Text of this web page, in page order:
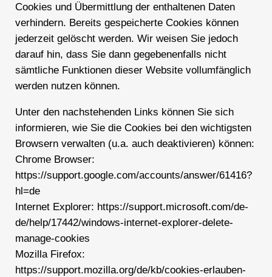
Cookies und Übermittlung der enthaltenen Daten
verhindern. Bereits gespeicherte Cookies können
jederzeit gelöscht werden. Wir weisen Sie jedoch
darauf hin, dass Sie dann gegebenenfalls nicht
sämtliche Funktionen dieser Website vollumfänglich
werden nutzen können.
Unter den nachstehenden Links können Sie sich
informieren, wie Sie die Cookies bei den wichtigsten
Browsern verwalten (u.a. auch deaktivieren) können:
Chrome Browser:
https://support.google.com/accounts/answer/61416?
hl=de
Internet Explorer: https://support.microsoft.com/de-
de/help/17442/windows-internet-explorer-delete-
manage-cookies
Mozilla Firefox:
https://support.mozilla.org/de/kb/cookies-erlauben-